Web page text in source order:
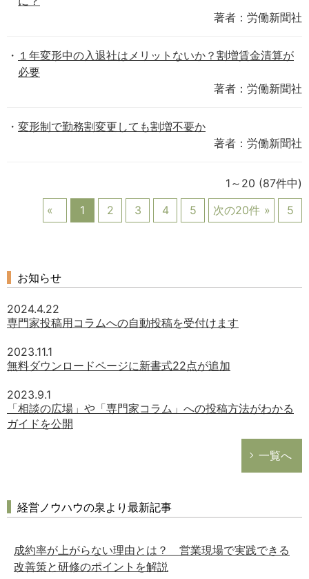
著者：労働新聞社
１年変形中の入退社はメリットないか？割増賃金清算が
必要
著者：労働新聞社
変形制で勤務割変更しても割増不要か
著者：労働新聞社
1～20 (87件中)
1
2 3 4 5 次の20件 5
お知らせ
2024.4.22
専門家投稿用コラムへの自動投稿を受付けます
2023.11.1
無料ダウンロードページに新書式22点が追加
2023.9.1
「相談の広場」や「専門家コラム」への投稿方法がわかる
ガイドを公開
一覧へ
経営ノウハウの泉より最新記事
成約率が上がらない理由とは？ 営業現場で実践できる
改善策と研修のポイントを解説